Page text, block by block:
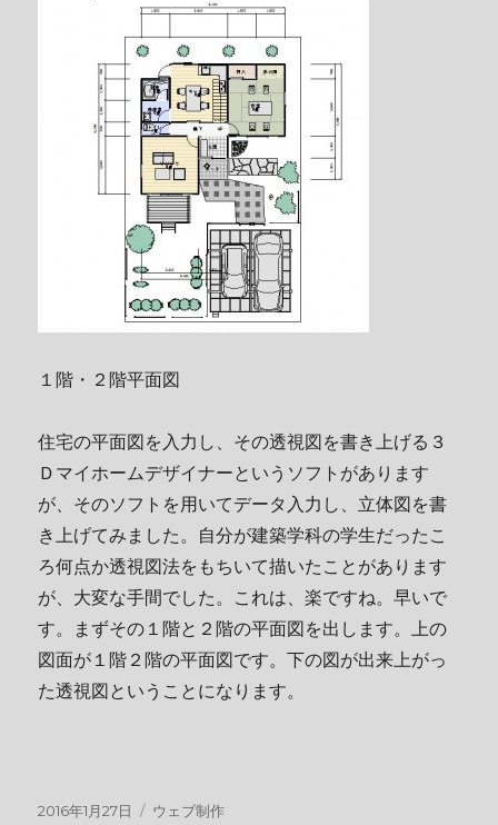
１階・２階平面図
住宅の平面図を入力し、その透視図を書き上げる３
Ｄマイホームデザイナーというソフトがあります
が、そのソフトを用いてデータ入力し、立体図を書
き上げてみました。自分が建築学科の学生だったこ
ろ何点か透視図法をもちいて描いたことがあります
が、大変な手間でした。これは、楽ですね。早いで
す。まずその１階と２階の平面図を出します。上の
図面が１階２階の平面図です。下の図が出来上がっ
た透視図ということになります。
投
2016年1月27日
カ
ウェブ制作